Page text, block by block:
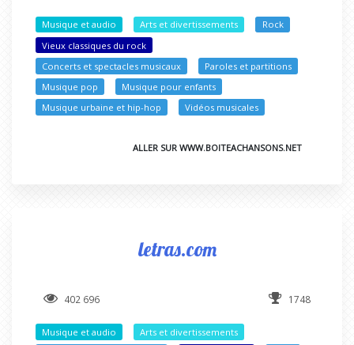
Musique et audio Arts et divertissements
Rock
Vieux classiques du rock
Concerts et spectacles musicaux
Paroles et partitions
Musique pop
Musique pour enfants
Musique urbaine et hip-hop
Vidéos musicales
ALLER SUR WWW.BOITEACHANSONS.NET
letras.com
402 696 1748
Musique et audio
Arts et divertissements